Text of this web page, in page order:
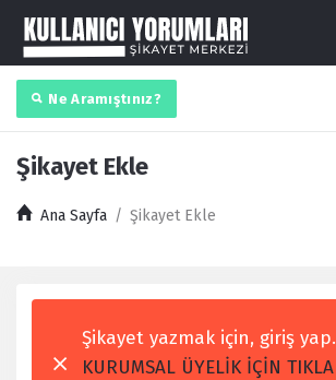
Ne Aramıştınız?
Şikayet Ekle
Ana Sayfa / Şikayet Ekle
Şikayet yazmak için, giriş yap.
KURUMSAL ÜYELİK İÇİN TIKLA